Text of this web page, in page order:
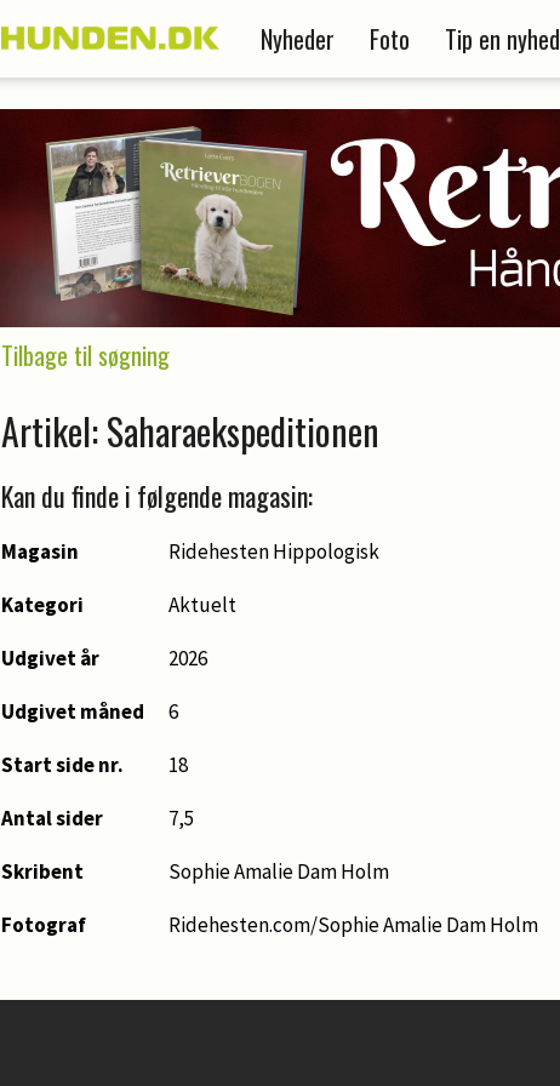
Nyheder Foto Tip en nyhed
Tilbage til søgning
Artikel: Saharaekspeditionen
Kan du finde i følgende magasin:
Magasin
Ridehesten Hippologisk
Kategori
Aktuelt
Udgivet år
2026
Udgivet måned
6
Start side nr.
18
Antal sider
7,5
Skribent
Sophie Amalie Dam Holm
Fotograf
Ridehesten.com/Sophie Amalie Dam Holm